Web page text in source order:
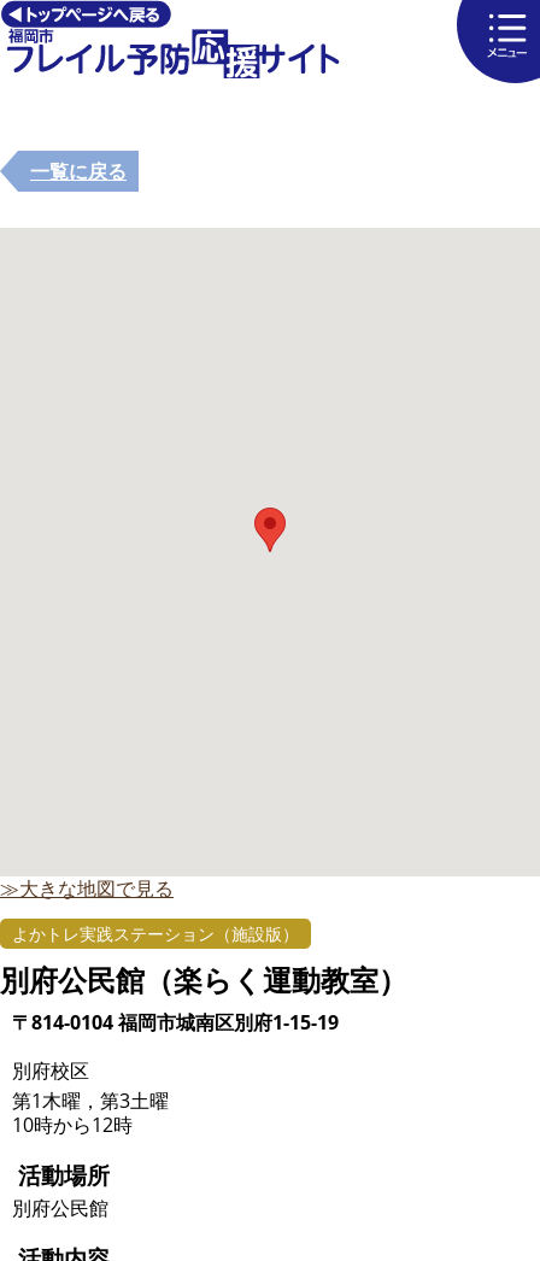
一覧に戻る
≫大きな地図で見る
よかトレ実践ステーション（施設版）
別府公民館（楽らく運動教室）
〒814-0104 福岡市城南区別府1-15-19
別府校区
第1木曜，第3土曜
10時から12時
活動場所
別府公民館